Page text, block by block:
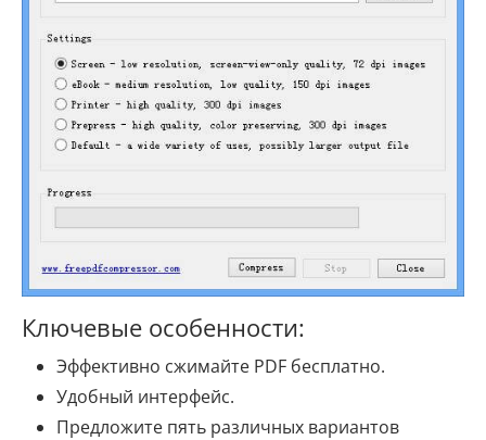
Ключевые особенности:
Эффективно сжимайте PDF бесплатно.
Удобный интерфейс.
Предложите пять различных вариантов